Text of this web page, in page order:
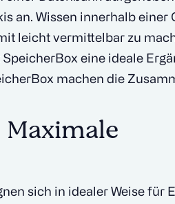
an. Wissen innerhalb einer
leicht vermittelbar zu
eine ideale
machen die
Maximale
sich in idealer Weise für